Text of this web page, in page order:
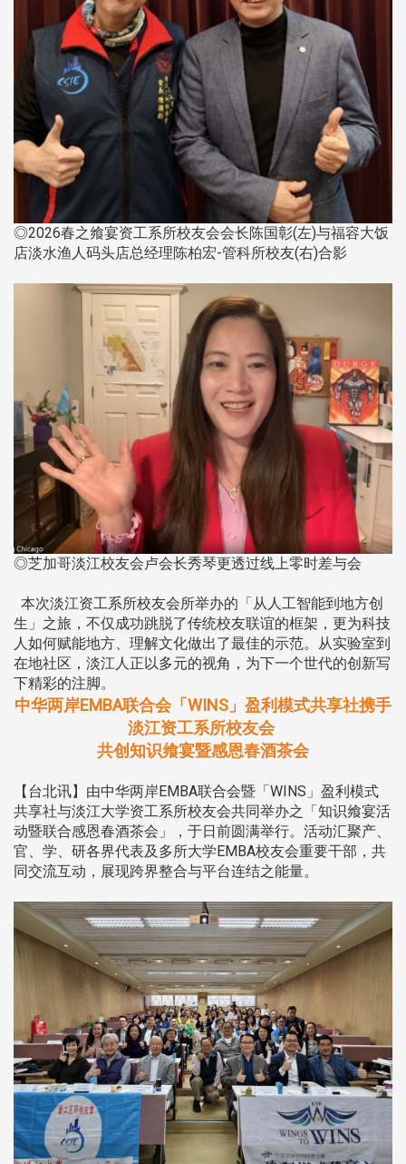
◎2026春之飨宴资工系所校友会会长陈国彰(左)与福容大饭
店淡水渔人码头店总经理陈柏宏-管科所校友(右)合影
◎芝加哥淡江校友会卢会长秀琴更透过线上零时差与会
本次淡江资工系所校友会所举办的「从人工智能到地方创
生」之旅，不仅成功跳脱了传统校友联谊的框架，更为科技
人如何赋能地方、理解文化做出了最佳的示范。从实验室到
在地社区，淡江人正以多元的视角，为下一个世代的创新写
下精彩的注脚。
中华两岸EMBA联合会「WINS」盈利模式共享社携手
淡江资工系所校友会
共创知识飨宴暨感恩春酒茶会
【台北讯】由中华两岸EMBA联合会暨「WINS」盈利模式
共享社与淡江大学资工系所校友会共同举办之「知识飨宴活
动暨联合感恩春酒茶会」，于日前圆满举行。活动汇聚产、
官、学、研各界代表及多所大学EMBA校友会重要干部，共
同交流互动，展现跨界整合与平台连结之能量。